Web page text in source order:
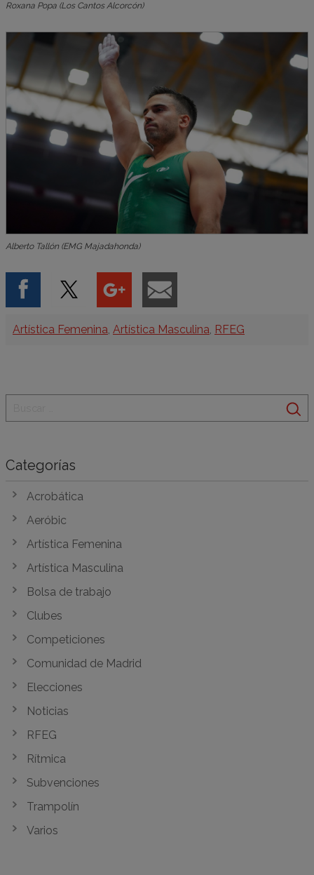
Roxana Popa (Los Cantos Alcorcón)
Alberto Tallón (EMG Majadahonda)
Categorías
Artística Femenina, Artística Masculina, RFEG
Categorías
Acrobática
Aeróbic
Artística Femenina
Artística Masculina
Bolsa de trabajo
Clubes
Competiciones
Comunidad de Madrid
Elecciones
Noticias
RFEG
Rítmica
Subvenciones
Trampolín
Varios